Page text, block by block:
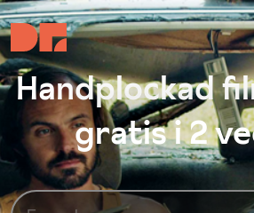
Handplockad
gratis i 2